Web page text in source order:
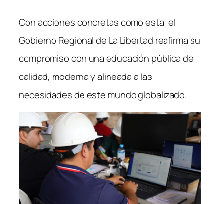
Con acciones concretas como esta, el
Gobierno Regional de La Libertad reafirma su
compromiso con una educación pública de
calidad, moderna y alineada a las
necesidades de este mundo globalizado.